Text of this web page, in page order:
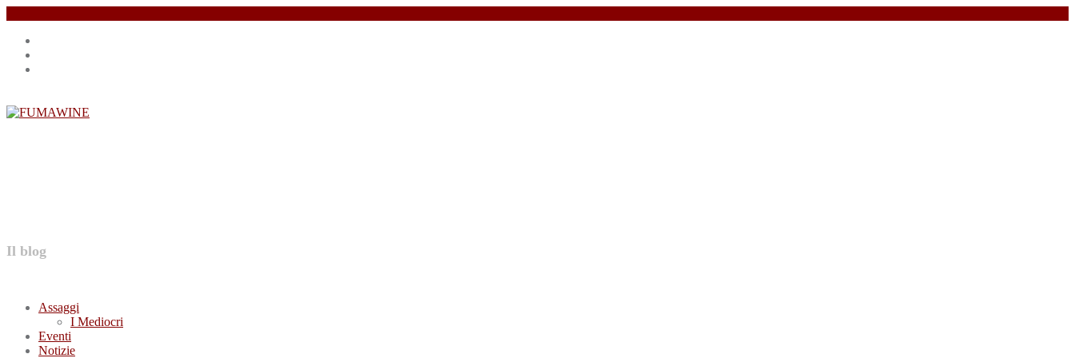
Salta
contenuto
Il blog
Assaggi
I Mediocri
Eventi
Notizie